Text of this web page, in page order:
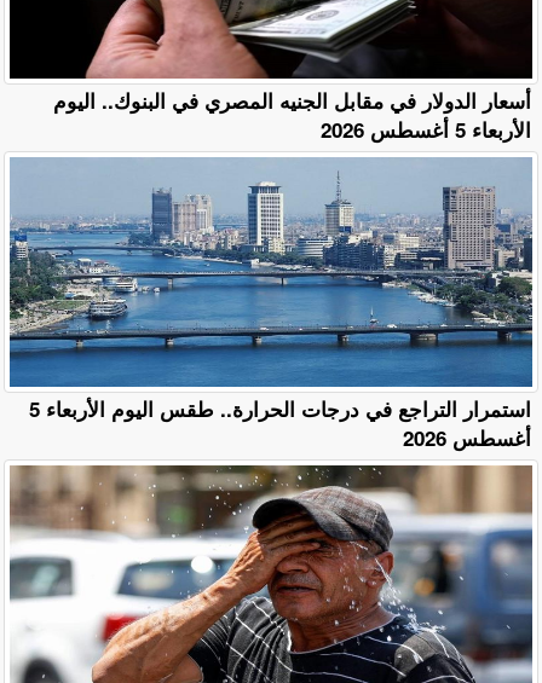
أسعار الدولار في مقابل الجنيه المصري في البنوك.. اليوم
الأربعاء 5 أغسطس 2026
استمرار التراجع في درجات الحرارة.. طقس اليوم الأربعاء 5
أغسطس 2026